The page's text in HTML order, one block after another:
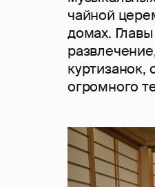
чайной
домах.
куртизанок,
огромного